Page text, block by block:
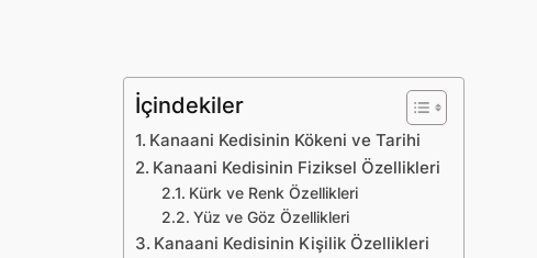
İçindekiler
Kanaani Kedisinin Kökeni ve Tarihi
Kanaani Kedisinin Fiziksel Özellikleri
Kürk ve Renk Özellikleri
Yüz ve Göz Özellikleri
Kanaani Kedisinin Kişilik Özellikleri